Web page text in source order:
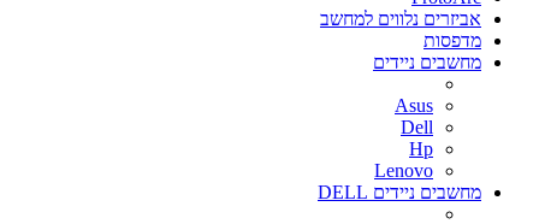
אביזרים נלווים למחשב
מדפסות
מחשבים ניידים
Asus
Dell
Hp
Lenovo
מחשבים ניידים DELL